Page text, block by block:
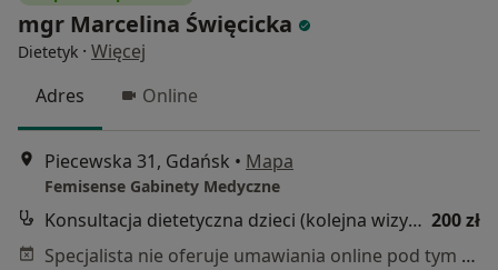
mgr Marcelina Święcicka
Dietetyk · Więcej
Adres
Online
Piecewska 31, Gdańsk • Mapa
Femisense Gabinety Medyczne
Konsultacja dietetyczna dzieci (kolejna wizyta) 200 zł
Specjalista nie oferuje umawiania online pod tym adresem.